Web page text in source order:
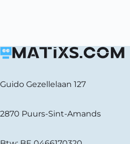
Guido Gezellelaan 127
2870 Puurs-Sint-Amands